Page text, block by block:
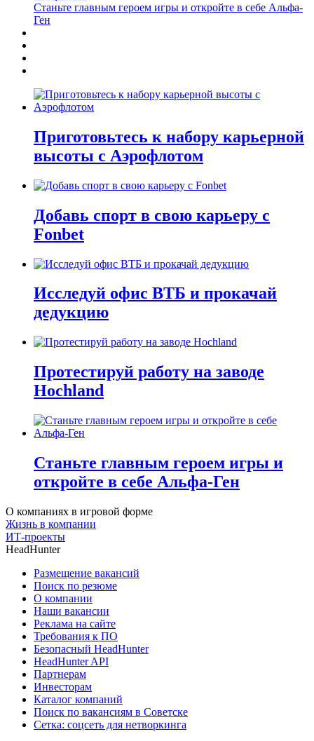
Станьте главным героем игры и откройте в себе Альфа-
Ген
Приготовьтесь к набору карьерной
высоты с Аэрофлотом
Добавь спорт в свою карьеру с
Fonbet
Исследуй офис ВТБ и прокачай
дедукцию
Протестируй работу на заводе
Hochland
Станьте главным героем игры и
откройте в себе Альфа-Ген
О компаниях в игровой форме
Жизнь в компании
ИТ-проекты
HeadHunter
Размещение вакансий
Поиск по резюме
О компании
Наши вакансии
Реклама на сайте
Требования к ПО
Безопасный HeadHunter
HeadHunter API
Партнерам
Инвесторам
Каталог компаний
Поиск по вакансиям в Советске
Сетка: соцсеть для нетворкинга